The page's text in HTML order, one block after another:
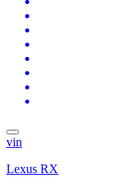
vin
Lexus RX